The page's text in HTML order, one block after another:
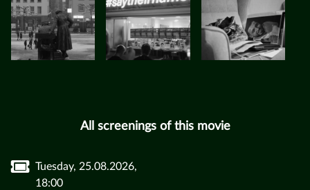
All screenings of this movie
Tuesday, 25.08.2026,
18:00